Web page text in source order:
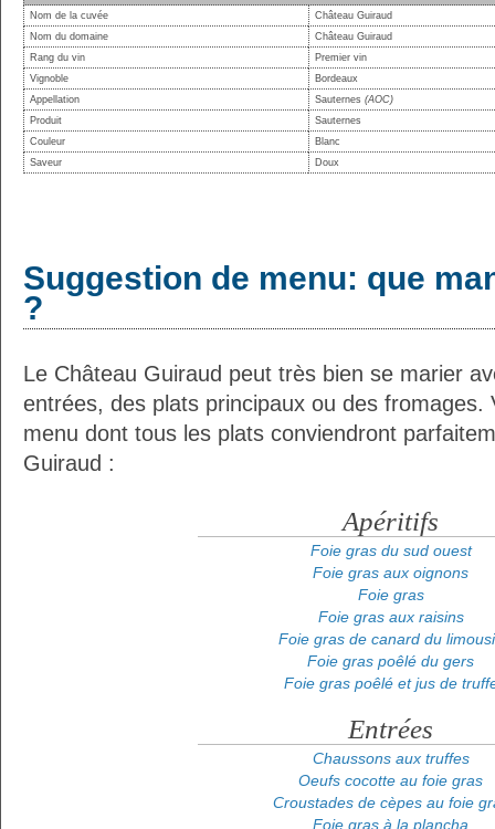
Nom de la cuvée
Château Guiraud
Nom du domaine
Château Guiraud
Rang du vin
Premier vin
Vignoble
Bordeaux
Appellation
Sauternes (AOC)
Produit
Sauternes
Couleur
Blanc
Saveur
Doux
Suggestion de menu: que
?
Le Château Guiraud peut très bien se marier
entrées, des plats principaux ou des fromages.
menu dont tous les plats conviendront
Guiraud :
Apéritifs
Foie gras du sud ouest
Foie gras aux oignons
Foie gras
Foie gras aux raisins
Foie gras de canard du
Foie gras poêlé du gers
Foie gras poêlé et jus de
Entrées
Chaussons aux truffes
Oeufs cocotte au foie gras
Croustades de cèpes au foie
Foie gras à la plancha